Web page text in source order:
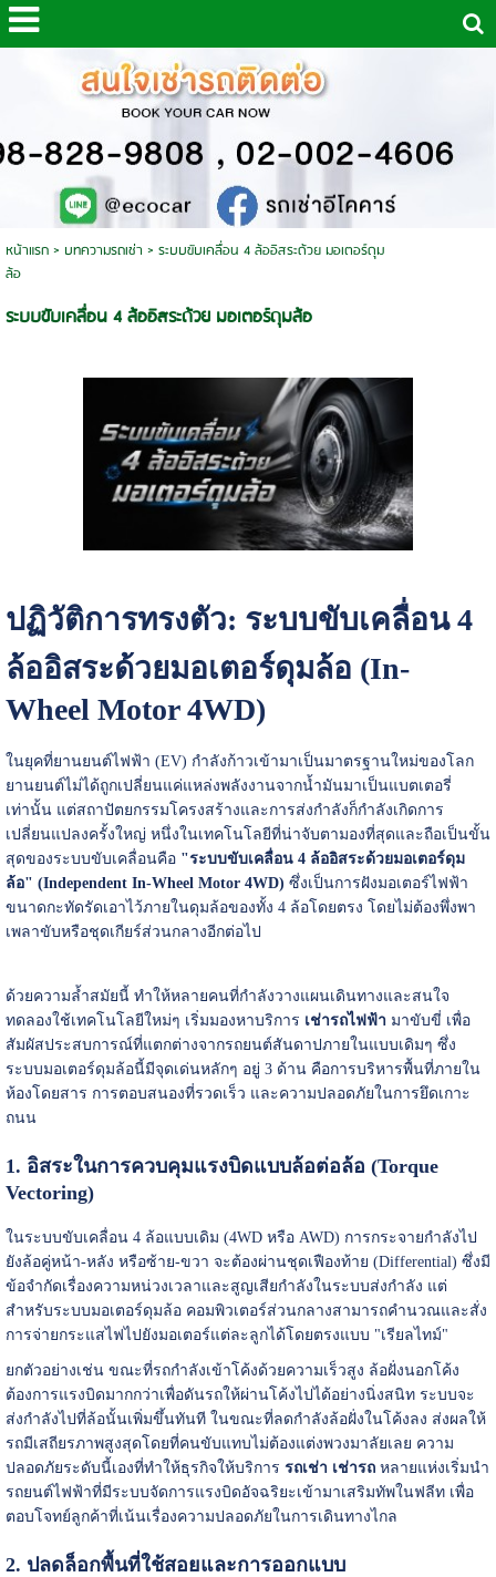
หน้าแรก> บทความรถเช่า > ระบบขับเคลื่อน 4 ล้ออิสระด้วย มอเตอร์ดุม
ล้อ
ระบบขับเคลื่อน 4 ล้ออิสระด้วย มอเตอร์ดุมล้อ
ปฏิวัติการทรงตัว: ระบบขับเคลื่อน 4
ล้ออิสระด้วยมอเตอร์ดุมล้อ (In-
Wheel Motor 4WD)
ในยุคที่ยานยนต์ไฟฟ้า (EV) กำลังก้าวเข้ามาเป็นมาตรฐานใหม่ของโลก
ยานยนต์ไม่ได้ถูกเปลี่ยนแค่แหล่งพลังงานจากน้ำมันมาเป็นแบตเตอรี่
เท่านั้น แต่สถาปัตยกรรมโครงสร้างและการส่งกำลังก็กำลังเกิดการ
เปลี่ยนแปลงครั้งใหญ่ หนึ่งในเทคโนโลยีที่น่าจับตามองที่สุดและถือเป็นขั้น
สุดของระบบขับเคลื่อนคือ "ระบบขับเคลื่อน 4 ล้ออิสระด้วยมอเตอร์ดุม
ล้อ" (Independent In-Wheel Motor 4WD) ซึ่งเป็นการฝังมอเตอร์ไฟฟ้า
ขนาดกะทัดรัดเอาไว้ภายในดุมล้อของทั้ง 4 ล้อโดยตรง โดยไม่ต้องพึ่งพา
เพลาขับหรือชุดเกียร์ส่วนกลางอีกต่อไป
ด้วยความล้ำสมัยนี้ ทำให้หลายคนที่กำลังวางแผนเดินทางและสนใจ
ทดลองใช้เทคโนโลยีใหม่ๆ เริ่มมองหาบริการ เช่ารถไฟฟ้า มาขับขี่ เพื่อ
สัมผัสประสบการณ์ที่แตกต่างจากรถยนต์สันดาปภายในแบบเดิมๆ ซึ่ง
ระบบมอเตอร์ดุมล้อนี้มีจุดเด่นหลักๆ อยู่ 3 ด้าน คือการบริหารพื้นที่ภายใน
ห้องโดยสาร การตอบสนองที่รวดเร็ว และความปลอดภัยในการยึดเกาะ
ถนน
1. อิสระในการควบคุมแรงบิดแบบล้อต่อล้อ (Torque
Vectoring)
ในระบบขับเคลื่อน 4 ล้อแบบเดิม (4WD หรือ AWD) การกระจายกำลังไป
ยังล้อคู่หน้า-หลัง หรือซ้าย-ขวา จะต้องผ่านชุดเฟืองท้าย (Differential) ซึ่งมี
ข้อจำกัดเรื่องความหน่วงเวลาและสูญเสียกำลังในระบบส่งกำลัง แต่
สำหรับระบบมอเตอร์ดุมล้อ คอมพิวเตอร์ส่วนกลางสามารถคำนวณและสั่ง
การจ่ายกระแสไฟไปยังมอเตอร์แต่ละลูกได้โดยตรงแบบ "เรียลไทม์"
ยกตัวอย่างเช่น ขณะที่รถกำลังเข้าโค้งด้วยความเร็วสูง ล้อฝั่งนอกโค้ง
ต้องการแรงบิดมากกว่าเพื่อดันรถให้ผ่านโค้งไปได้อย่างนิ่งสนิท ระบบจะ
ส่งกำลังไปที่ล้อนั้นเพิ่มขึ้นทันที ในขณะที่ลดกำลังล้อฝั่งในโค้งลง ส่งผลให้
รถมีเสถียรภาพสูงสุดโดยที่คนขับแทบไม่ต้องแต่งพวงมาลัยเลย ความ
ปลอดภัยระดับนี้เองที่ทำให้ธุรกิจให้บริการ รถเช่า เช่ารถหลายแห่งเริ่มนำ
รถยนต์ไฟฟ้าที่มีระบบจัดการแรงบิดอัจฉริยะเข้ามาเสริมทัพในฟลีท เพื่อ
ตอบโจทย์ลูกค้าที่เน้นเรื่องความปลอดภัยในการเดินทางไกล
2. ปลดล็อกพื้นที่ใช้สอยและการออกแบบ